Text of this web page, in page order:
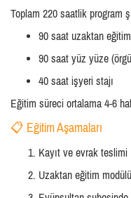
Toplam 220 saatlik program
90 saat uzaktan eğitim
90 saat yüz yüze
40 saat işyeri stajı
Eğitim süreci ortalama 4-6
📋 Eğitim Aşamaları
Kayıt ve evrak teslimi
Uzaktan eğitim